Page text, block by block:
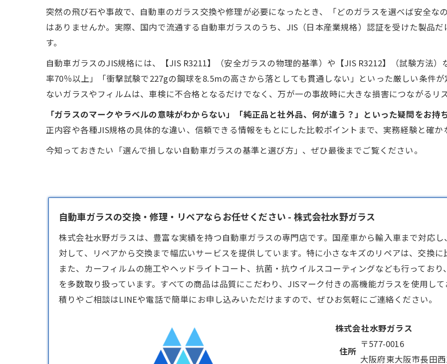
突然の飛び石や事故で、自動車のガラス交換や修理が必要になったとき、「どのガラスを選べば安全な
はありませんか。実際、国内で流通する自動車ガラスのうち、JIS（日本産業規格）認証を受けた製品
す。
自動車ガラスのJIS規格には、【JIS R3211】（安全ガラスの物理的基準）や【JIS R3212】（試験方法
率70％以上」「衝撃試験で227gの鋼球を8.5mの高さから落としても貫通しない」といった厳しい条件
ないガラスやフィルムは、車検に不合格となるだけでなく、万が一の事故時に大きな損害につながるリ
「ガラスのマークやラベルの意味がわからない」「純正品と社外品、何が違う？」といった疑問をお持
正内容や各種JIS規格の具体的な違い、信頼できる情報をもとにした比較ポイントまで、実務経験と確か
今知っておきたい「選んで損しない自動車ガラスの基準と選び方」、ぜひ最後までご覧ください。
自動車ガラスの交換・修理・リペアならお任せください - 株式会社水野ガラス
株式会社水野ガラスは、豊富な実績を持つ自動車ガラスの専門店です。国産車から輸入車まで対応
対して、リペアから交換まで幅広いサービスを提供しています。特に小さなキズのリペアは、交換に
また、カーフィルムの施工やヘッドライトコート、抗菌・抗ウイルスコーティングなども行ってお
を多数取り扱っています。すべての商品は品質にこだわり、JISマーク付きの高機能ガラスを使用し
積りやご相談はLINEや電話で簡単にお申し込みいただけますので、ぜひお気軽にご連絡ください。
株式会社水野ガラス
住所
〒577-0016
大阪府東大阪市長田